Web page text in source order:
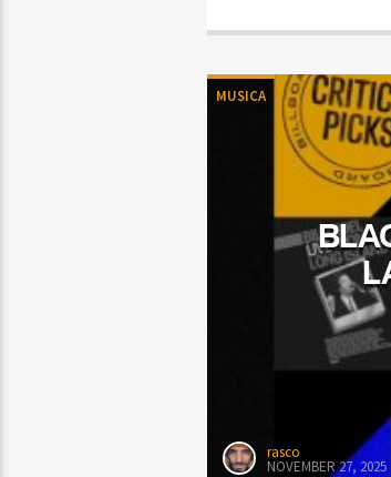
MUSICA
rasco
NOVEMBER 27, 2025